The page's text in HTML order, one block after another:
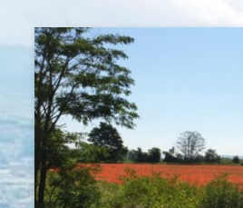
Aller
au
contenu